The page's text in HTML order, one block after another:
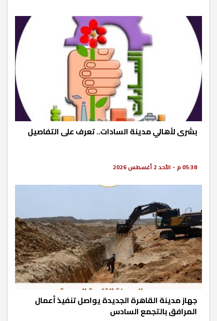
بشرى لأهالي مدينة السادات.. تعرف على التفاصيل
05:38 م - الأحد 2 أغسطس 2026
جهاز مدينة القاهرة الجديدة يواصل تنفيذ أعمال
المرافق بالتجمع السادس